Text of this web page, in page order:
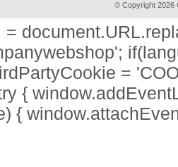
© Copyright 2026
=
=
{
{